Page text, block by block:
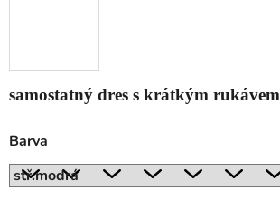
samostatný dres s krátkým rukávem
Barva